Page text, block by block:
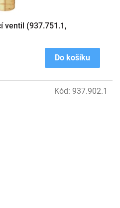
ventil (937.751.1,
Do košíku
Kód: 937.902.1